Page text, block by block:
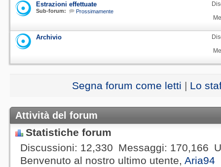
Estrazioni effettuate
Sub-forum: Prossimamente
Archivio
Segna forum come letti | Lo
Attività del forum
Statistiche forum
Discussioni 12,330 Messaggi 170,166
Benvenuto al nostro ultimo utente, Aria94